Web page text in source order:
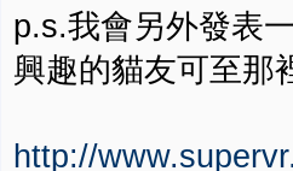
p.s.我會另外發表
興趣的貓友可至那
http://